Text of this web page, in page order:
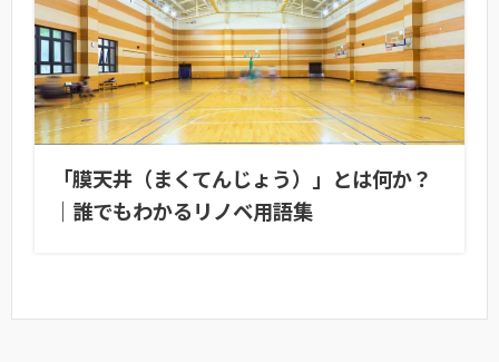
「膜天井（まくてんじょう）」とは何か？
｜誰でもわかるリノベ用語集